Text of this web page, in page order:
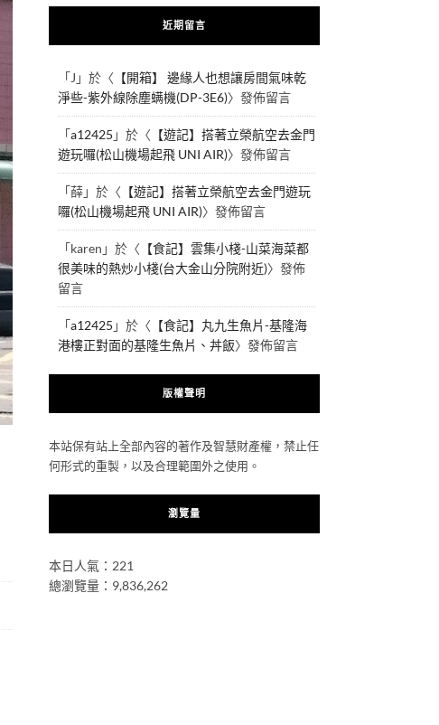
近期留言
「J 」於〈 【開箱】 邊緣人也想讓房間氣味乾
淨些-紫外線除塵螨機(DP-3E6)〉發佈留言
「a12425 」於〈 【遊記】搭著立榮航空去金門
遊玩囉(松山機場起飛 UNI AIR)〉發佈留言
「薛」於〈 【遊記】搭著立榮航空去金門遊玩
囉(松山機場起飛 UNI AIR)〉發佈留言
「karen 」於〈 【食記】雲集小棧-山菜海菜都
很美味的熱炒小棧(台大金山分院附近)〉發佈
留言
「a12425 」於〈 【食記】丸九生魚片-基隆海
港樓正對面的基隆生魚片、丼飯〉發佈留言
版權聲明
本站保有站上全部內容的著作及智慧財產權，禁止任
何形式的重製，以及合理範圍外之使用。
瀏覽量
本日人氣：221
總瀏覽量：9,836,262